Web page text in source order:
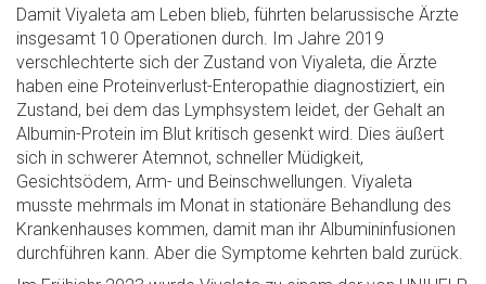
Damit Viyaleta am Leben blieb, führten belarussische Ärzte
insgesamt 10 Operationen durch. Im Jahre 2019
verschlechterte sich der Zustand von Viyaleta, die Ärzte
haben eine Proteinverlust-Enteropathie diagnostiziert, ein
Zustand, bei dem das Lymphsystem leidet, der Gehalt an
Albumin-Protein im Blut kritisch gesenkt wird. Dies äußert
sich in schwerer Atemnot, schneller Müdigkeit,
Gesichtsödem, Arm- und Beinschwellungen. Viyaleta
musste mehrmals im Monat in stationäre Behandlung des
Krankenhauses kommen, damit man ihr Albumininfusionen
durchführen kann. Aber die Symptome kehrten bald zurück.